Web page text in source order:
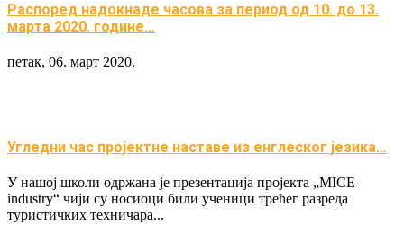
Распоред надокнаде часова за период од 10. до 13.
марта 2020. године…
петак, 06. март 2020.
Угледни час пројектне наставе из енглеског језика…
У нашој школи одржана је презентација пројекта „MICE
industry“ чији су носиоци били ученици трећег разреда
туристичких техничара...